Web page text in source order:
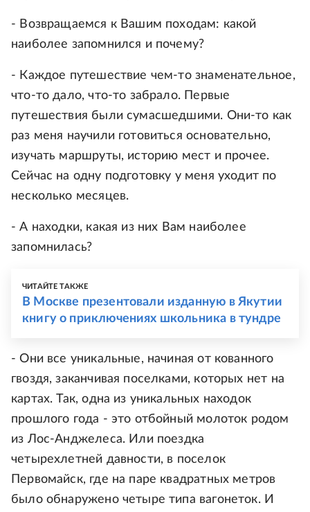
- Возвращаемся к Вашим походам: какой
наиболее запомнился и почему?
- Каждое путешествие чем-то знаменательное,
что-то дало, что-то забрало. Первые
путешествия были сумасшедшими. Они-то как
раз меня научили готовиться основательно,
изучать маршруты, историю мест и прочее.
Сейчас на одну подготовку у меня уходит по
несколько месяцев.
- А находки, какая из них Вам наиболее
запомнилась?
ЧИТАЙТЕ ТАКЖЕ
В Москве презентовали изданную в Якутии
книгу о приключениях школьника в тундре
- Они все уникальные, начиная от кованного
гвоздя, заканчивая поселками, которых нет на
картах. Так, одна из уникальных находок
прошлого года - это отбойный молоток родом
из Лос-Анджелеса. Или поездка
четырехлетней давности, в поселок
Первомайск, где на паре квадратных метров
было обнаружено четыре типа вагонеток. И